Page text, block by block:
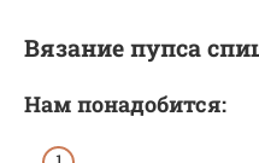
Вязание пупса
Нам понадобится: